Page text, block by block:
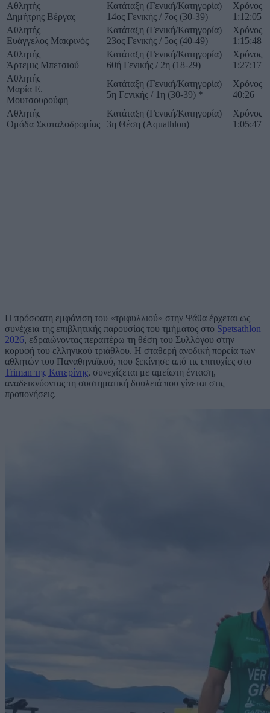
Αθλητής
Δημήτρης Βέργας
Κατάταξη (Γενική/Κατηγορία)
14ος Γενικής / 7ος (30-39)
Χρόνος
1:12:05
Αθλητής
Ευάγγελος Μακρινός
Κατάταξη (Γενική/Κατηγορία)
23ος Γενικής / 5ος (40-49)
Χρόνος
1:15:48
Αθλητής
Άρτεμις Μπετσιού
Κατάταξη (Γενική/Κατηγορία)
60ή Γενικής / 2η (18-29)
Χρόνος
1:27:17
Αθλητής
Μαρία Ε.
Μουτσουρούφη
Κατάταξη (Γενική/Κατηγορία)
5η Γενικής / 1η (30-39) *
Χρόνος
40:26
Αθλητής
Ομάδα Σκυταλοδρομίας
Κατάταξη (Γενική/Κατηγορία)
3η Θέση (Aquathlon)
Χρόνος
1:05:47
Η πρόσφατη εμφάνιση του «τριφυλλιού» στην Ψάθα έρχεται ως
συνέχεια της επιβλητικής παρουσίας του τμήματος στο Spetsathlon
2026, εδραιώνοντας περαιτέρω τη θέση του Συλλόγου στην
κορυφή του ελληνικού τριάθλου. Η σταθερή ανοδική πορεία των
αθλητών του Παναθηναϊκού, που ξεκίνησε από τις επιτυχίες στο
Triman της Κατερίνης, συνεχίζεται με αμείωτη ένταση,
αναδεικνύοντας τη συστηματική δουλειά που γίνεται στις
προπονήσεις.